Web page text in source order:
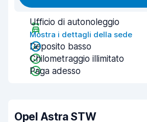
Ufficio di autonoleggio
Mostra i dettagli della sede
Deposito basso
Chilometraggio illimitato
Paga adesso
Opel Astra STW